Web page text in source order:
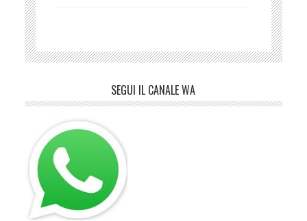
SEGUI IL CANALE WA